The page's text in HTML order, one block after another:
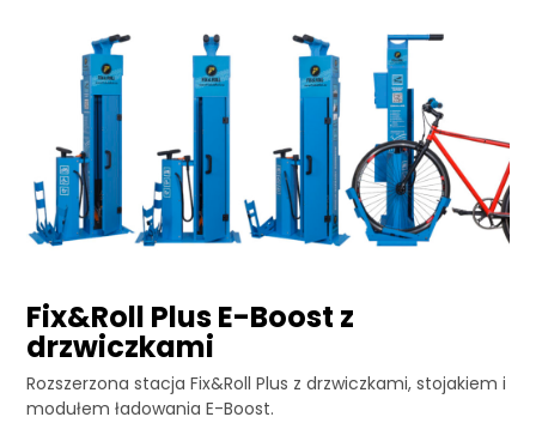
Fix&Roll Plus E-Boost z
drzwiczkami
Rozszerzona stacja Fix&Roll Plus z drzwiczkami, stojakiem i
modułem ładowania E-Boost.